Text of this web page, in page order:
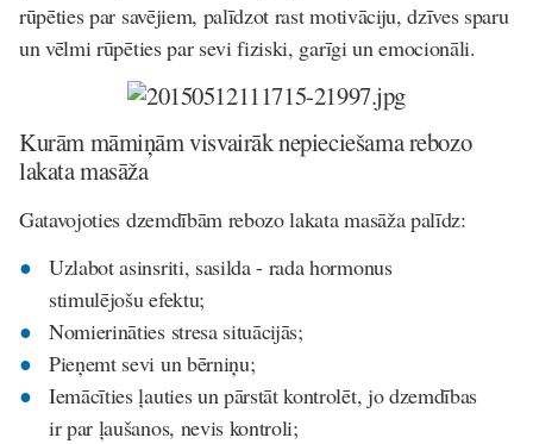
rūpēties par savējiem, palīdzot rast motivāciju, dzīves sparu
un vēlmi rūpēties par sevi fiziski, garīgi un emocionāli.
Kurām māmiņām visvairāk nepieciešama rebozo
lakata masāža
Gatavojoties dzemdībām rebozo lakata masāža palīdz:
Uzlabot asinsriti, sasilda - rada hormonus
stimulējošu efektu;
Nomierināties stresa situācijās;
Pieņemt sevi un bērniņu;
Iemācīties ļauties un pārstāt kontrolēt, jo dzemdības
ir par ļaušanos, nevis kontroli;